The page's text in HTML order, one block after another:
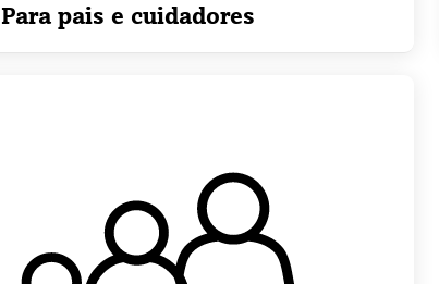
Para pais e cuidadores